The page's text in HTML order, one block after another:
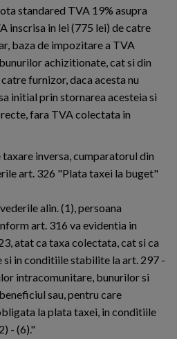
standared TVA 19% asupra
inscrisa in lei (775 lei) de catre
baza de impozitare a TVA
achizitionate, cat si din
furnizor, daca acesta nu
initial prin stornarea acesteia si
fara TVA colectata in
inversa, cumparatorul din
art. 326 "Plata taxei la buget"
alin. (1), persoana
art. 316 va evidentia in
atat ca taxa colectata, cat si ca
in conditiile stabilite la art. 297 -
intracomunitare, bunurilor si
sau, pentru care
la plata taxei, in conditiile
- (6)."